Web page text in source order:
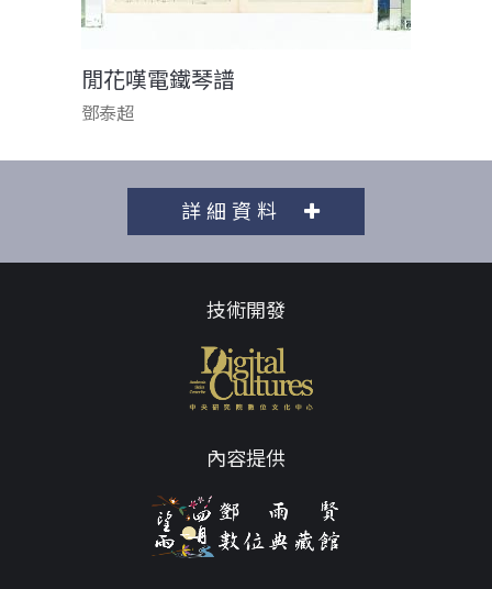
閒花嘆電鐵琴譜
鄧泰超
詳細資料
技術開發
內容提供